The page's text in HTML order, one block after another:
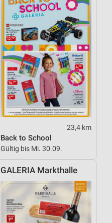
23,4 km
Back to School
Gültig bis Mi. 30.09.
GALERIA Markthalle